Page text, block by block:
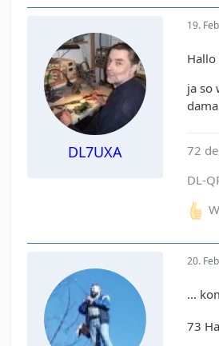
DL7UXA
19.
Hallo
ja so
72 de
DL-
20.
...
73